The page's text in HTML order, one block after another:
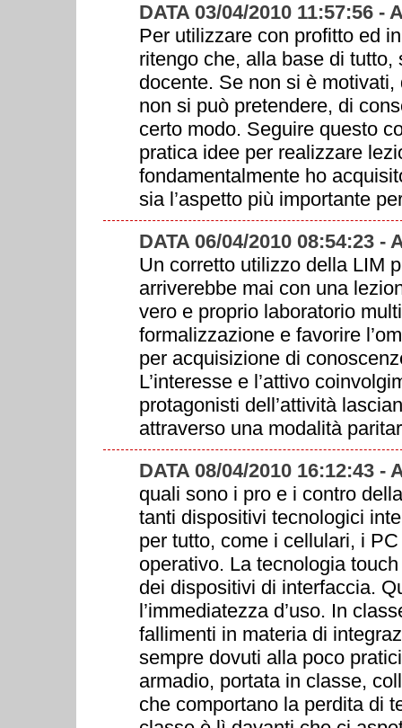
DATA 03/04/2010 11:57:56 -
Per utilizzare con profitto ed
ritengo che, alla base di
docente. Se non si è
non si può pretendere, di
certo modo. Seguire questo
pratica idee per realizzare
fondamentalmente ho
sia l’aspetto più importante
DATA 06/04/2010 08:54:23 -
Un corretto utilizzo della LIM
arriverebbe mai con una
vero e proprio laboratorio
formalizzazione e favorire
per acquisizione di
L’interesse e l’attivo
protagonisti dell’attività
attraverso una modalità
DATA 08/04/2010 16:12:43 -
quali sono i pro e i contro
tanti dispositivi tecnologici
per tutto, come i cellulari, i
operativo. La tecnologia
dei dispositivi di interfaccia.
l’immediatezza d’uso. In
fallimenti in materia di
sempre dovuti alla poco
armadio, portata in classe,
che comportano la perdita di